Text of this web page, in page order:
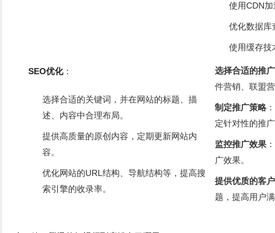
使用CDN
优化数据库
使用缓存技
SEO优化：
选择合适的关键词，并在网站的标题、描
述、内容中合理布局。
提供高质量的原创内容，定期更新网站内
容。
优化网站的URL结构、导航结构等，提高搜
索引擎的收录率。
选择合适的推
件营销、联盟
制定推广策略
定针对性的推
监控推广效果
广效果。
提供优质的客
题，提高用户